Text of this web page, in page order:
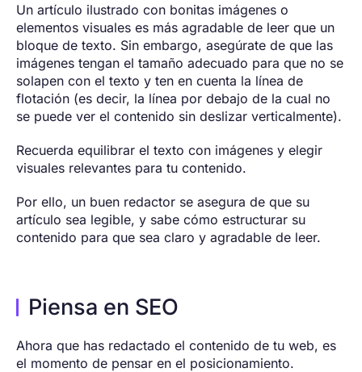
Un artículo ilustrado con bonitas imágenes o
elementos visuales es más agradable de leer que un
bloque de texto. Sin embargo, asegúrate de que las
imágenes tengan el tamaño adecuado para que no se
solapen con el texto y ten en cuenta la línea de
flotación (es decir, la línea por debajo de la cual no
se puede ver el contenido sin deslizar verticalmente).
Recuerda equilibrar el texto con imágenes y elegir
visuales relevantes para tu contenido.
Por ello, un buen redactor se asegura de que su
artículo sea legible, y sabe cómo estructurar su
contenido para que sea claro y agradable de leer.
Piensa en SEO
Ahora que has redactado el contenido de tu web, es
el momento de pensar en el posicionamiento.